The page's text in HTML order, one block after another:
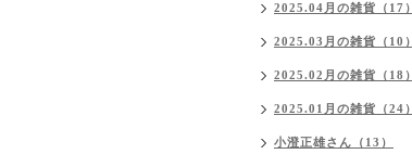
2025.04月の雑貨（17）
2025.03月の雑貨（10）
2025.02月の雑貨（18）
2025.01月の雑貨（24）
小澄正雄さん（13）